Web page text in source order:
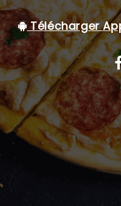
Télécharger